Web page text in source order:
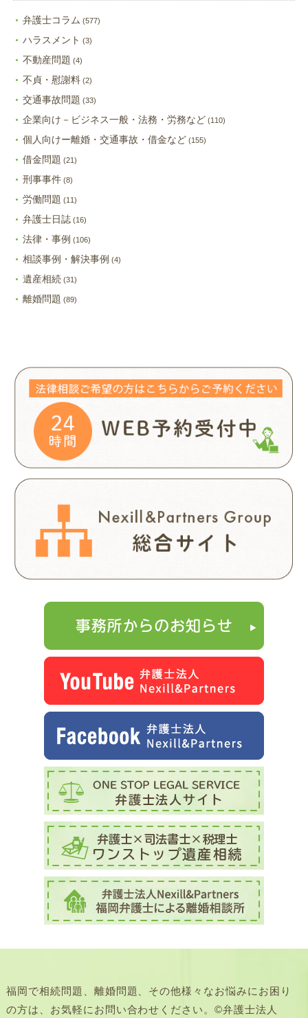
弁護士コラム (577)
ハラスメント (3)
不動産問題 (4)
不貞・慰謝料(2)
交通事故問題 (33)
企業向け－ビジネス一般・法務・労務など (110)
個人向けー離婚・交通事故・借金など (155)
借金問題 (21)
刑事事件(8)
労働問題 (11)
弁護士日誌(16)
法律・事例 (106)
相談事例・解決事例 (4)
遺産相続(31)
離婚問題 (89)
福岡で相続問題、離婚問題、その他様々なお悩みにお困り
の方は、お気軽にお問い合わせください。©弁護士法人